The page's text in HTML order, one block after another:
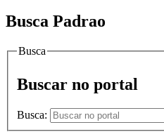
Busca Padrao
Busca
Buscar no portal
Busca: